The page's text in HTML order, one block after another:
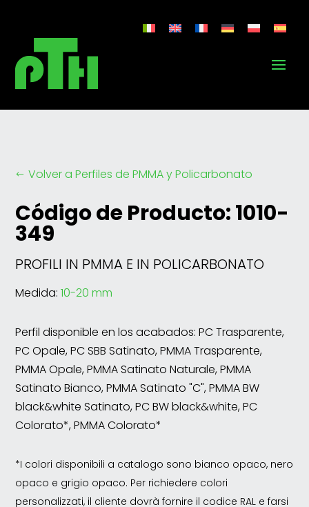
# Volver a Perfiles de PMMA y Policarbonato
Código de Producto: 1010-
349
PROFILI IN PMMA E IN POLICARBONATO
Medida:10-20 mm
Perfil disponible en los acabados: PC Trasparente,
PC Opale, PC SBB Satinato, PMMA Trasparente,
PMMA Opale, PMMA Satinato Naturale, PMMA
Satinato Bianco, PMMA Satinato "C", PMMA BW
black&white Satinato, PC BW black&white, PC
Colorato*, PMMA Colorato*
*I colori disponibili a catalogo sono bianco opaco, nero
opaco e grigio opaco. Per richiedere colori
personalizzati, il cliente dovrà fornire il codice RAL e farsi